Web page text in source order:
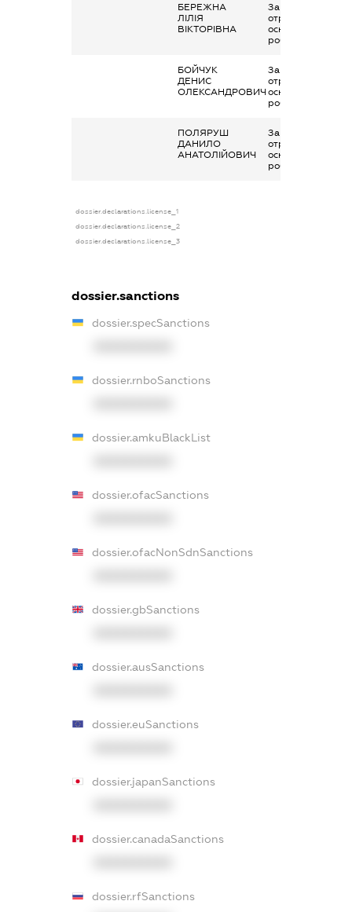
БЕРЕЖНА
ЛІЛІЯ
ВІКТОРІВНА
Заробітна плата
отримана за
основним місцем
роботи
БОЙЧУК
ДЕНИС
ОЛЕКСАНДРОВИЧ
Заробітна плата
отримана за
основним місцем
роботи
ПОЛЯРУШ
ДАНИЛО
АНАТОЛІЙОВИЧ
Заробітна плата
отримана за
основним місцем
роботи
dossier.declarations.license_1
dossier.declarations.license_2
dossier.declarations.license_3
dossier.sanctions
dossier.specSanctions
dossier.rnboSanctions
dossier.amkuBlackList
dossier.ofacSanctions
dossier.ofacNonSdnSanctions
dossier.gbSanctions
dossier.ausSanctions
dossier.euSanctions
dossier.japanSanctions
dossier.canadaSanctions
dossier.rfSanctions